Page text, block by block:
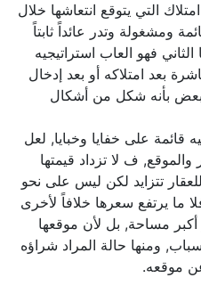
التي يتوقع انتعاشها خلال
ومشغولة وتدر عائداً ثابتاً
فهو العاب استراتيجيه
بعد امتلاكه أو بعد إدخال
بأنه شكل من أشكال
على خفايا وخبايا, لعل
ف لا تزداد قيمتها
تتزايد لكن ليس على نحو
يرتفع سعرها خلافاً لأخرى
مساحة, بل لأن موقعها
ومنها حالة المراد شراؤه
موقعه.